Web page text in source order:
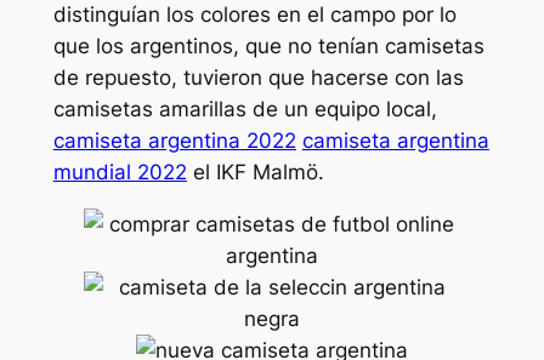
distinguían los colores en el campo por lo
que los argentinos, que no tenían camisetas
de repuesto, tuvieron que hacerse con las
camisetas amarillas de un equipo local,
camiseta argentina 2022 camiseta argentina
mundial 2022 el IKF Malmö.